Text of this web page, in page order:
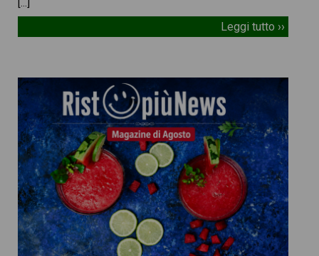
[…]
Leggi tutto ››